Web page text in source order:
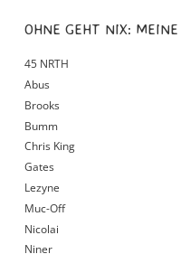
OHNE GEHT NIX:
45 NRTH
Abus
Brooks
Bumm
Chris King
Gates
Lezyne
Muc-Off
Nicolai
Niner